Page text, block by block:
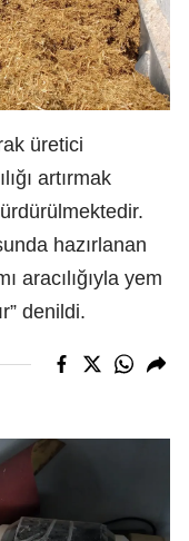
üretici
artırmak
hazırlanan
aracılığıyla yem
denildi.